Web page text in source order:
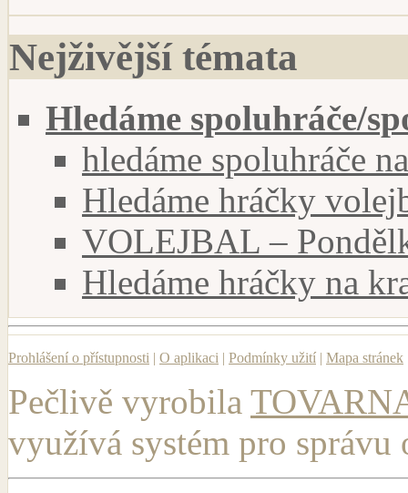
Nejživější témata
Hledáme spoluhráče/
hledáme spoluhráče
Hledáme hráčky
VOLEJBAL –
Hledáme hráčky na
Prohlášení o přístupnosti | O aplikaci | Podmínky užití | Mapa stránek
Pečlivě vyrobila
využívá systém pro správu